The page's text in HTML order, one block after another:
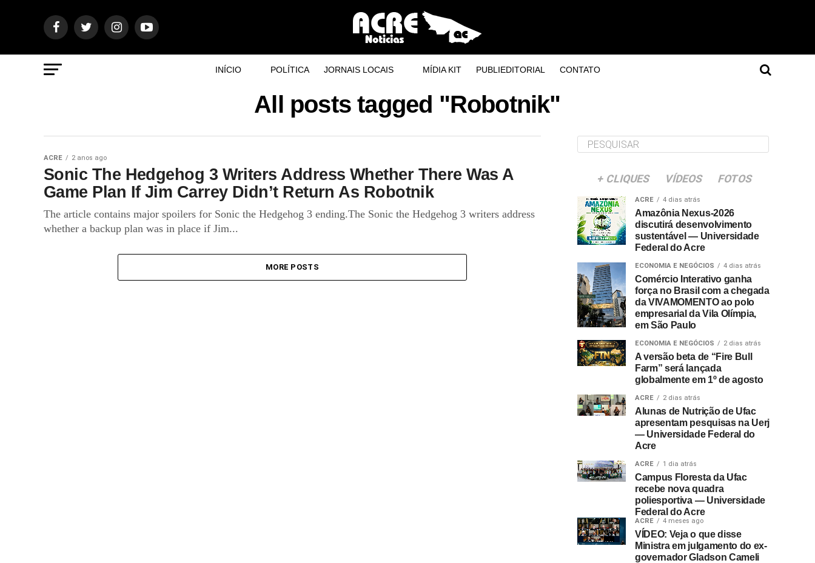
INÍCIO POLÍTICA JORNAIS LOCAIS MÍDIA KIT PUBLIEDITORIAL CONTATO
All posts tagged "Robotnik"
ACRE 2 anos ago
Sonic The Hedgehog 3 Writers Address Whether There Was A
Game Plan If Jim Carrey Didn’t Return As Robotnik
The article contains major spoilers for Sonic the Hedgehog 3 ending.The Sonic the Hedgehog 3 writers address
whether a backup plan was in place if Jim...
MORE POSTS
+ CLIQUES VÍDEOS FOTOS
ACRE 4 dias atrás
Amazônia Nexus-2026
discutirá desenvolvimento
sustentável — Universidade
Federal do Acre
ECONOMIA E NEGÓCIOS 4 dias atrás
Comércio Interativo ganha
força no Brasil com a chegada
da VIVAMOMENTO ao polo
empresarial da Vila Olímpia,
em São Paulo
ECONOMIA E NEGÓCIOS 2 dias atrás
A versão beta de “Fire Bull
Farm” será lançada
globalmente em 1º de agosto
ACRE 2 dias atrás
Alunas de Nutrição de Ufac
apresentam pesquisas na Uerj
— Universidade Federal do
Acre
ACRE 1 dia atrás
Campus Floresta da Ufac
recebe nova quadra
poliesportiva — Universidade
Federal do Acre
ACRE 4 meses ago
VÍDEO: Veja o que disse
Ministra em julgamento do ex-
governador Gladson Cameli